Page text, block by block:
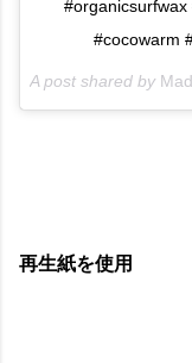
#cocowarm
A post shared by
再生紙を使用